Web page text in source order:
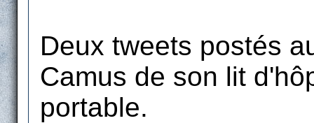
Deux tweets postés
Camus de son lit
portable.